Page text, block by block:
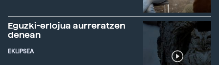
Eguzki-erlojua aurreratzen
denean
EKLIPSEA